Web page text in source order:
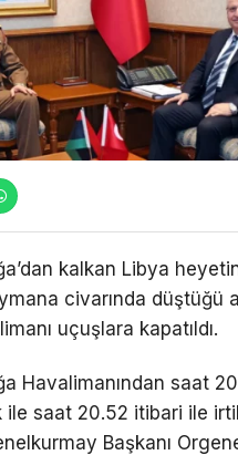
kalkan Libya
civarında düştüğü
uçuşlara kapatıldı.
Havalimanından saat
ile saat 20.52 itibari ile
Başkanı